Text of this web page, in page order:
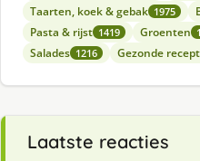
Taarten, koek & gebak 1975
Pasta & rijst 1419 Groenten
Salades 1216 Gezonde
Laatste reacties